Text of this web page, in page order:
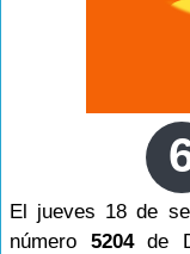
El jueves 18 de
número 5204de